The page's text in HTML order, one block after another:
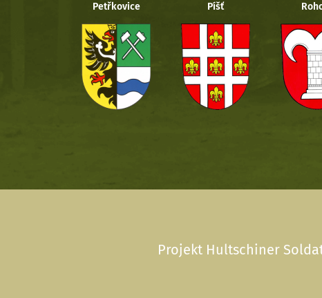
Petřkovice Píšť
Projekt Hultschiner